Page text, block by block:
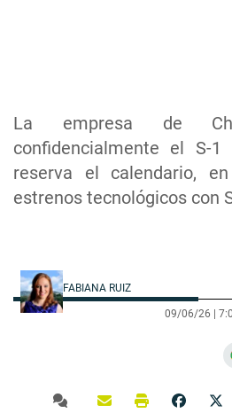
La empresa de
confidencialmente el S-
reserva el calendario,
estrenos tecnológicos con
FABIANA RUIZ
09/06/26 |